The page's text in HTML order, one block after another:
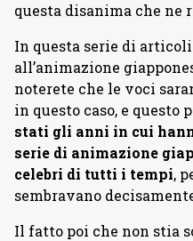
questa disanima che ne
In questa serie di
all’animazione
noterete che le voci
in questo caso, e questo
stati gli anni in cui
serie di animazione
celebri di tutti i tempi,
sembravano
Il fatto poi che non stia